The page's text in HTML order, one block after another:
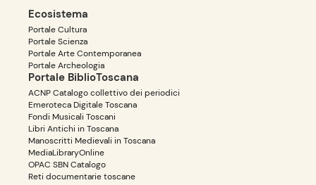
Ecosistema
Portale Cultura
Portale Scienza
Portale Arte Contemporanea
Portale Archeologia
Portale BiblioToscana
ACNP Catalogo collettivo dei periodici
Emeroteca Digitale Toscana
Fondi Musicali Toscani
Libri Antichi in Toscana
Manoscritti Medievali in Toscana
MediaLibraryOnline
OPAC SBN Catalogo
Reti documentarie toscane